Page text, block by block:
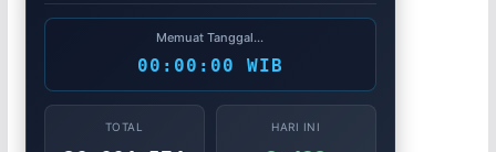
Memuat Tanggal...
00:00:00 WIB
TOTAL HARI INI